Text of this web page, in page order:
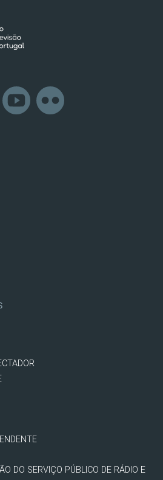
DO SERVIÇO PÚBLICO DE RÁDIO E